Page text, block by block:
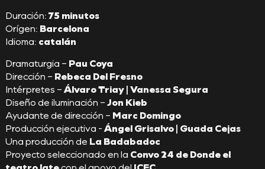
Duración:75 minutos
Orígen: Barcelona
Idioma: catalán
Dramaturgia – Pau Coya
Dirección – Rebeca Del Fresno
Intérpretes –Álvaro Triay | Vanessa Segura
Diseño de iluminación –Jon Kieb
Ayudante de dirección – Marc Domingo
Producción ejecutiva -Ángel Grisalvo | Guada Cejas
Una producción de La Badabadoc
Proyecto seleccionado en la Convo 24 de Donde el